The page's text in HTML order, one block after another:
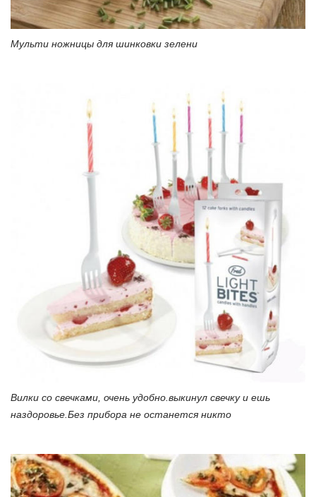
Мульти ножницы для шинковки зелени
Вилки со свечками, очень удобно.выкинул свечку и ешь
наздоровье.Без прибора не останется никто